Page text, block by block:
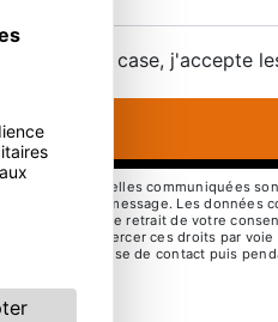
cette case, j'accepte
personnelles communiquées
à votre message. Les données
d’opposition, de retrait de votre
Vous pouvez exercer ces droits par
la période de prise de contact puis